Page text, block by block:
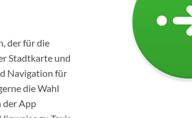
der für die
Stadtkarte und
Navigation für
die Wahl
der App